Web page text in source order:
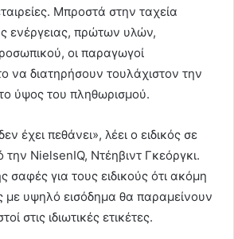
Μπροστά στην ταχεία
ενέργειας, πρώτων υλών,
οι παραγωγοί
να διατηρήσουν τουλάχιστον την
ύψος του πληθωρισμού.
έχει πεθάνει», λέει ο ειδικός σε
NielsenIQ, Nτέηβιντ Γκεόργκι.
σαφές για τους ειδικούς ότι ακόμη
με υψηλό εισόδημα θα παραμείνουν
στις ιδιωτικές ετικέτες.